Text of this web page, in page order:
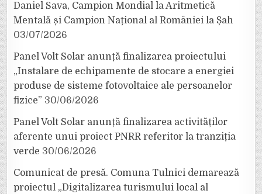
Daniel Sava, Campion Mondial la Aritmetică
Mentală și Campion Național al României la Șah
03/07/2026
Panel Volt Solar anunță finalizarea proiectului
„Instalare de echipamente de stocare a energiei
produse de sisteme fotovoltaice ale persoanelor
fizice” 30/06/2026
Panel Volt Solar anunță finalizarea activităților
aferente unui proiect PNRR referitor la tranziția
verde 30/06/2026
Comunicat de presă. Comuna Tulnici demarează
proiectul „Digitalizarea turismului local al